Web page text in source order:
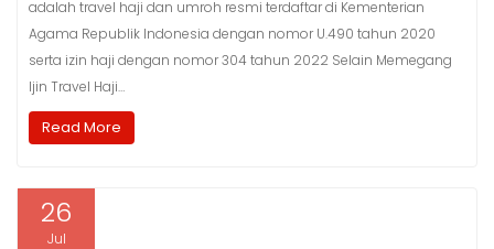
adalah travel haji dan umroh resmi terdaftar di Kementerian
Agama Republik Indonesia dengan nomor U.490 tahun 2020
serta izin haji dengan nomor 304 tahun 2022 Selain Memegang
Ijin Travel Haji…
Read More
26
Jul